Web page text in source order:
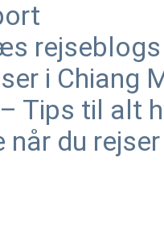
i Chiang
Tips til alt
når du